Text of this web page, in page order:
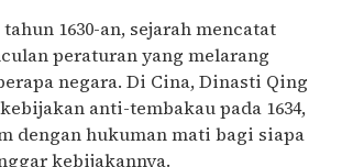
1630-an, sejarah mencatat
peraturan yang melarang
negara. Di Cina, Dinasti Qing
anti-tembakau pada 1634,
dengan hukuman mati bagi siapa
kebijakannya.